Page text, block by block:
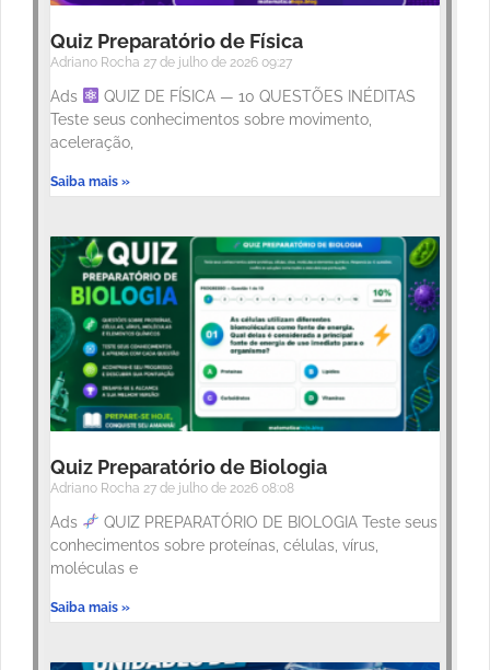
Quiz Preparatório de Física
Adriano Rocha 27 de julho de 2026 09:27
Ads
QUIZ DE FÍSICA — 10 QUESTÕES INÉDITAS
Teste seus conhecimentos sobre movimento,
aceleração,
Saiba mais »
Quiz Preparatório de Biologia
Adriano Rocha 27 de julho de 2026 08:08
Ads
QUIZ PREPARATÓRIO DE BIOLOGIA Teste seus
conhecimentos sobre proteínas, células, vírus,
moléculas e
Saiba mais »